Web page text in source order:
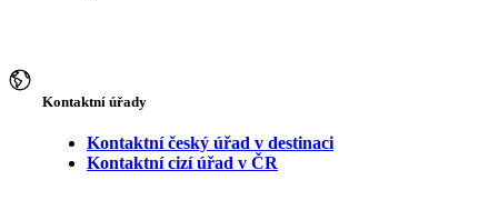
Kontaktní úřady
Kontaktní český úřad v destinaci
Kontaktní cizí úřad v ČR